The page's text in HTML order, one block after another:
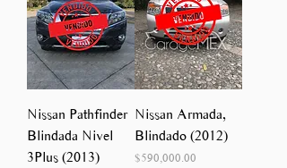
Nissan Pathfinder
Blindada Nivel
3Plus (2013)
Nissan Armada,
Blindado (2012)
Precio
$590,000.00